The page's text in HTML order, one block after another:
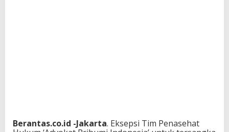
Berantas.co.id -Jakarta. Eksepsi Tim Penasehat